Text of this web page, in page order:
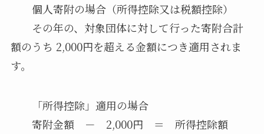
個人寄附の場合（所得控除又は税額控除）
その年の、対象団体に対して行った寄附合計
額のうち 2,000円を超える金額につき適用されま
す。
「所得控除」適用の場合
寄附金額 － 2,000円 ＝ 所得控除額